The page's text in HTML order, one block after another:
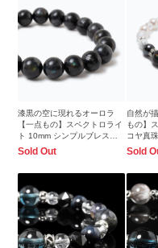
漆黒の空に現れるオーロラ
【一点もの】スペクトロライ
ト 10mm シンプルブレスレ
ット
Sold Out
自然が
もの】
コヤ真
Sold